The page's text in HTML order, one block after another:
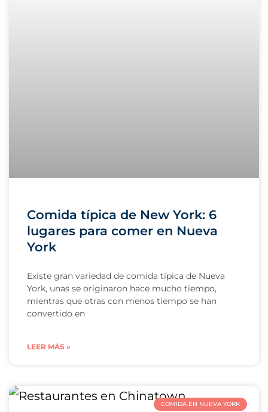
Comida típica de New York: 6
lugares para comer en Nueva
York
Existe gran variedad de comida típica de Nueva
York, unas se originaron hace mucho tiempo,
mientras que otras con menos tiempo se han
convertido en
LEER MÁS »
COMIDA EN NUEVA YORK